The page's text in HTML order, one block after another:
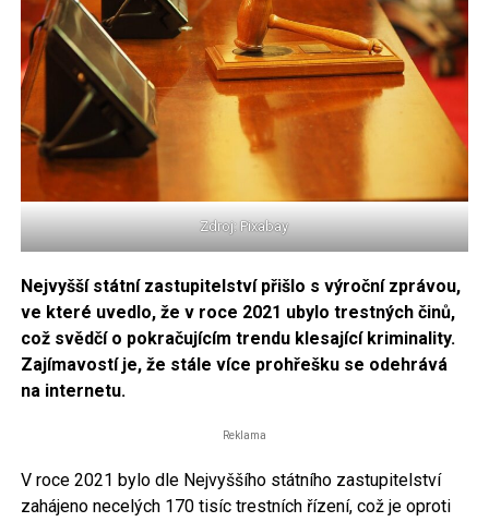
Zdroj: Pixabay
Nejvyšší státní zastupitelství přišlo s výroční zprávou,
ve které uvedlo, že v roce 2021 ubylo trestných činů,
což svědčí o pokračujícím trendu klesající kriminality.
Zajímavostí je, že stále více prohřešku se odehrává
na internetu.
Reklama
V roce 2021 bylo dle Nejvyššího státního zastupitelství
zahájeno necelých 170 tisíc trestních řízení, což je oproti